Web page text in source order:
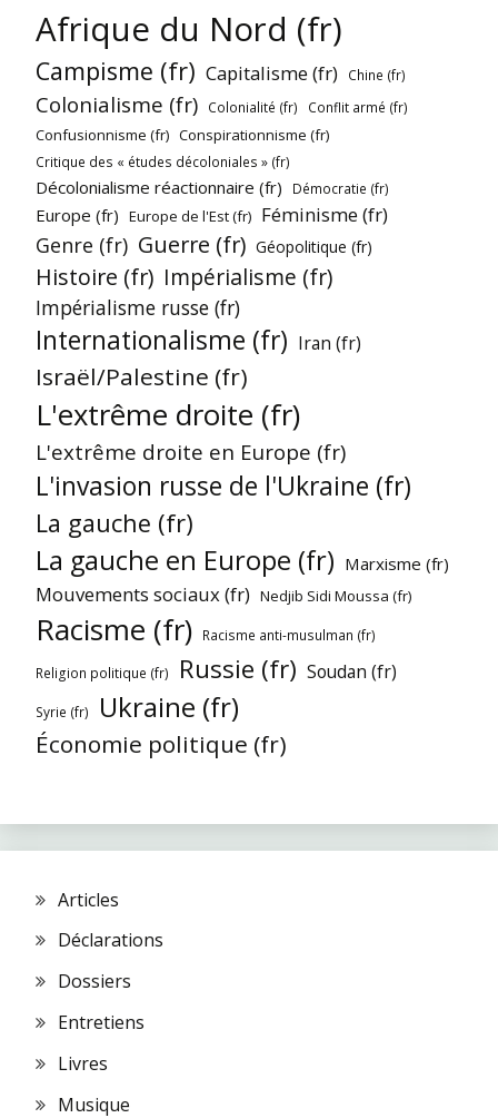
Afrique du Nord (fr)
Campisme (fr) Capitalisme (fr) Chine (fr)
Colonialisme (fr) Colonialité (fr) Conflit armé (fr)
Confusionnisme (fr) Conspirationnisme (fr)
Critique des « études décoloniales » (fr)
Décolonialisme réactionnaire (fr) Démocratie (fr)
Europe (fr) Europe de l'Est (fr) Féminisme (fr)
Genre (fr) Guerre (fr) Géopolitique (fr)
Histoire (fr) Impérialisme (fr)
Impérialisme russe (fr)
Internationalisme (fr) Iran (fr)
Israël/Palestine (fr)
L'extrême droite (fr)
L'extrême droite en Europe (fr)
L'invasion russe de l'Ukraine (fr)
La gauche (fr)
La gauche en Europe (fr) Marxisme (fr)
Mouvements sociaux (fr) Nedjib Sidi Moussa (fr)
Racisme (fr) Racisme anti-musulman (fr)
Religion politique (fr) Russie (fr) Soudan (fr)
Syrie (fr) Ukraine (fr)
Économie politique (fr)
Articles
Déclarations
Dossiers
Entretiens
Livres
Musique